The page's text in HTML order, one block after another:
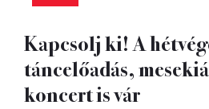
Kapcsolj ki! A
táncelőadás,
koncert is vár